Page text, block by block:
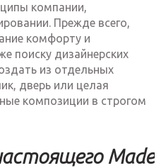
компании,
Прежде всего,
комфорту и
поиску дизайнерских
из отдельных
дверь или целая
композиции в строгом
Made